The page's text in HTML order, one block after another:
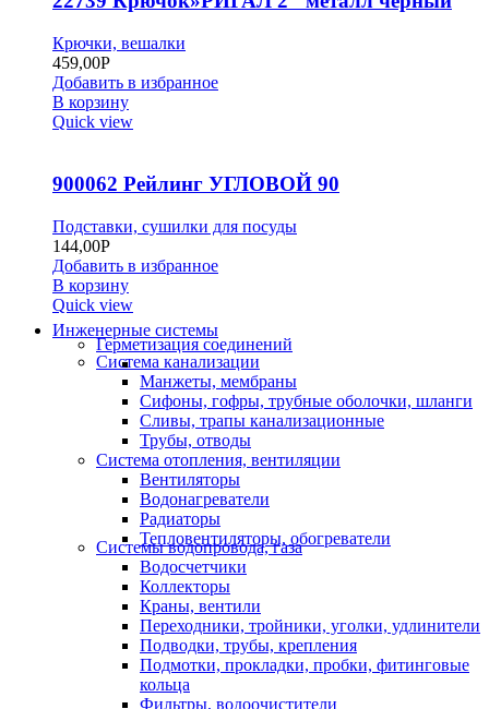
Крючки, вешалки
459,00Р
Добавить в избранное
В корзину
Quick view
900062 Рейлинг УГЛОВОЙ 90
Подставки, сушилки для посуды
144,00Р
Добавить в избранное
В корзину
Quick view
Инженерные системы
Герметизация соединений
Система канализации
Манжеты, мембраны
Сифоны, гофры, трубные оболочки, шланги
Сливы, трапы канализационные
Трубы, отводы
Система отопления, вентиляции
Вентиляторы
Водонагреватели
Радиаторы
Тепловентиляторы, обогреватели
Системы водопровода, газа
Водосчетчики
Коллекторы
Краны, вентили
Переходники, тройники, уголки, удлинители
Подводки, трубы, крепления
Подмотки, прокладки, пробки, фитинговые
кольца
Фильтры, водоочистители